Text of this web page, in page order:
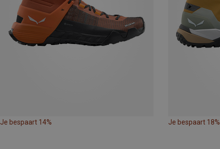
Je bespaart 14% Je bespaart 18%